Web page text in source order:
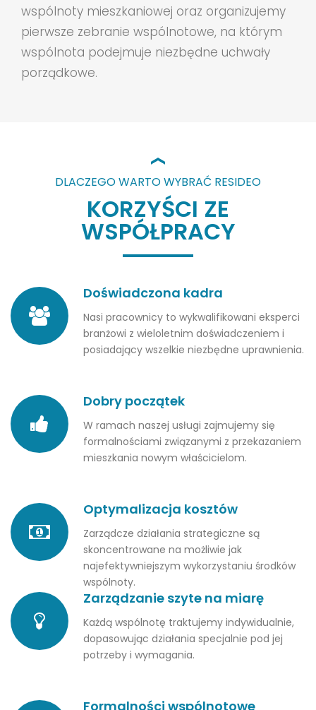
wspólnoty mieszkaniowej oraz organizujemy
pierwsze zebranie wspólnotowe, na którym
wspólnota podejmuje niezbędne uchwały
porządkowe.
DLACZEGO WARTO WYBRAĆ RESIDEO
KORZYŚCI ZE
WSPÓŁPRACY
Doświadczona kadra
Nasi pracownicy to wykwalifikowani eksperci
branżowi z wieloletnim doświadczeniem i
posiadający wszelkie niezbędne uprawnienia.
Dobry początek
W ramach naszej usługi zajmujemy się
formalnościami związanymi z przekazaniem
mieszkania nowym właścicielom.
Optymalizacja kosztów
Zarządcze działania strategiczne są
skoncentrowane na możliwie jak
najefektywniejszym wykorzystaniu środków
wspólnoty.
Zarządzanie szyte na miarę
Każdą wspólnotę traktujemy indywidualnie,
dopasowując działania specjalnie pod jej
potrzeby i wymagania.
Formalności wspólnotowe